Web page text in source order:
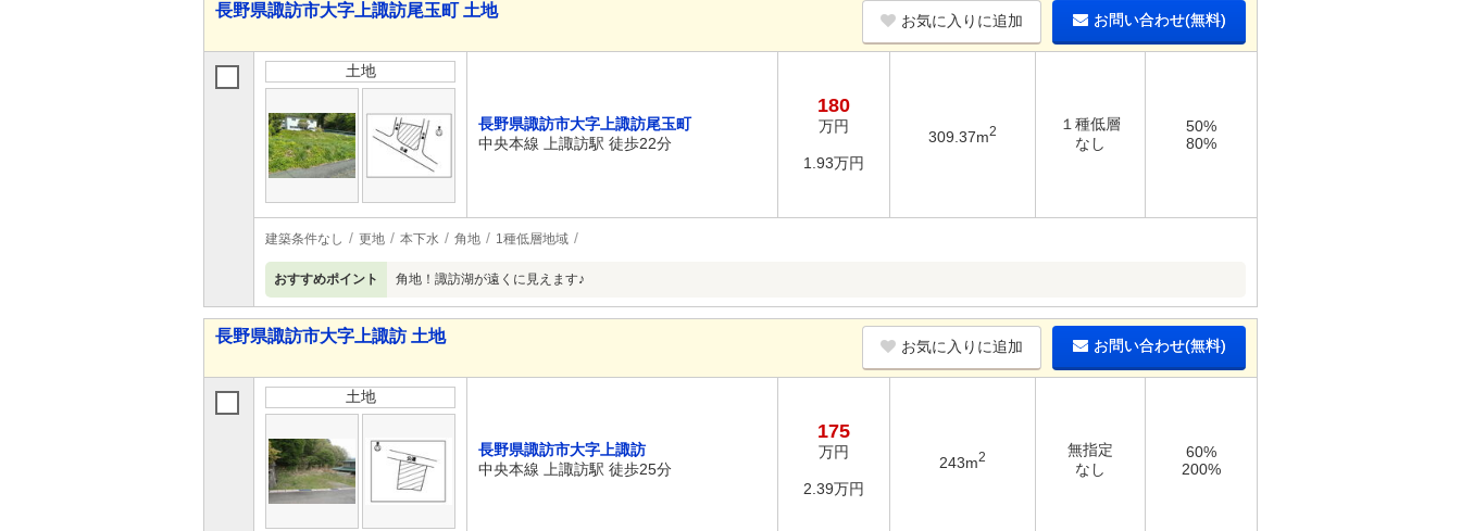
長野県諏訪市大字上諏訪尾玉町 土地
お気に入りに追加 お問い合わせ(無料)
土地
長野県諏訪市大字上諏訪尾玉町
中央本線 上諏訪駅 徒歩22分
180
万円
1.93万円
309.37m2
１種低層
なし
50%
80%
建築条件なし 更地 本下水 角地 1種低層地域
おすすめポイント 角地！諏訪湖が遠くに見えます♪
長野県諏訪市大字上諏訪 土地
お気に入りに追加 お問い合わせ(無料)
土地
長野県諏訪市大字上諏訪
中央本線 上諏訪駅 徒歩25分
175
万円
2.39万円
243m2
無指定
なし
60%
200%